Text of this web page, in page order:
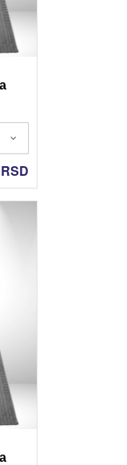
RSD